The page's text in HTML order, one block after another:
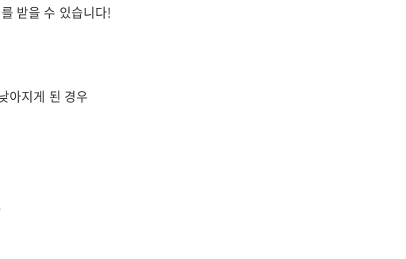
받을 수 있습니다!
아지게 된 경우